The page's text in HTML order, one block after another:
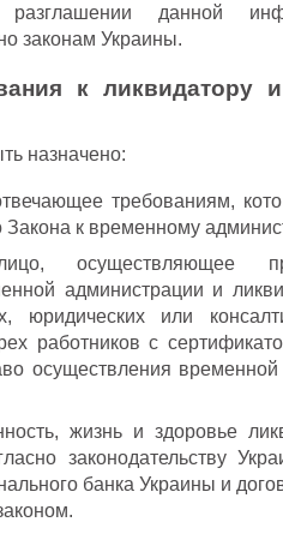
данной
законам Украины.
к ликвидатору
назначено:
требованиям,
Закона к временному
осуществляющее
администрации и
юридических или
работников с
осуществления
жизнь и здоровье
законодательству
банка Украины и